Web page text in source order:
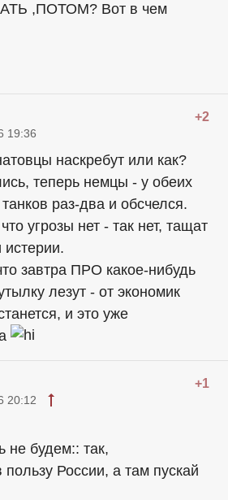
,ПОТОМ? Вот в чем
+2
19:36
наскребут или как?
теперь немцы - у обеих
раз-два и обсчелся.
угрозы нет - так нет, тащат
завтра ПРО какое-нибудь
лезут - от экономик
и это уже
+1
20:12
не будем:: так,
России, а там пускай